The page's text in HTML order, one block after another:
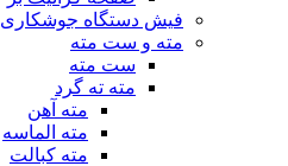
فیش دستگاه جوشکاری
مته و ست مته
ست مته
مته ته گرد
مته آهن
مته الماسه
مته کبالت